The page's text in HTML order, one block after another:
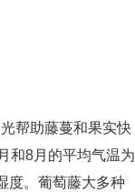
帮助藤蔓和果实快
和8月的平均气温为
度。葡萄藤大多种